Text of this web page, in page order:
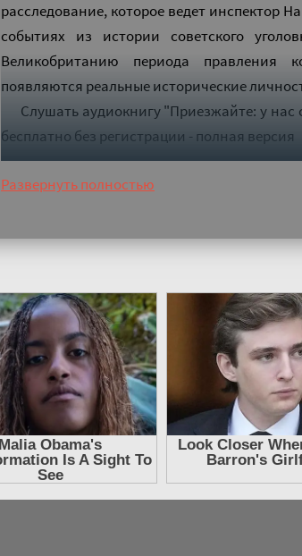
расследование, которое ведет инспектор
событиях из истории советского
Великобританию периода правления
появляются реальные исторические
Слушать аудиокнигу "Приезжайте: у
бесплатно без регистрации - полная версия
Развернуть полностью